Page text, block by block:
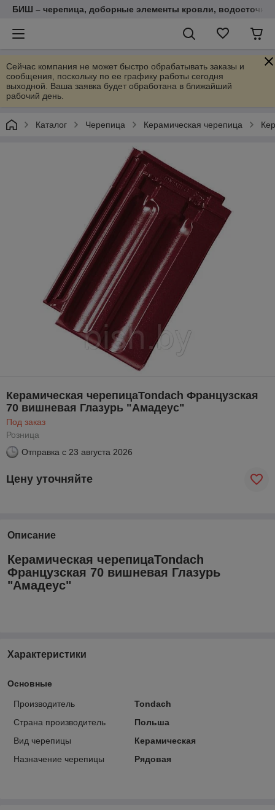
БИШ – черепица, доборные элементы кровли,
Сейчас компания не может быстро обрабатывать заказы и
сообщения, поскольку по ее графику работы сегодня
выходной. Ваша заявка будет обработана в ближайший
рабочий день.
Каталог Черепица Керамическая черепица
Керамическая черепицаTondach Французская
70 вишневая Глазурь "Амадеус"
Под заказ
Розница
Отправка с 23 августа 2026
Цену уточняйте
Описание
Керамическая черепицаTondach
Французская 70 вишневая Глазурь
"Амадеус"
Характеристики
Основные
Производитель
Tondach
Страна производитель
Польша
Вид черепицы
Керамическая
Назначение черепицы
Рядовая